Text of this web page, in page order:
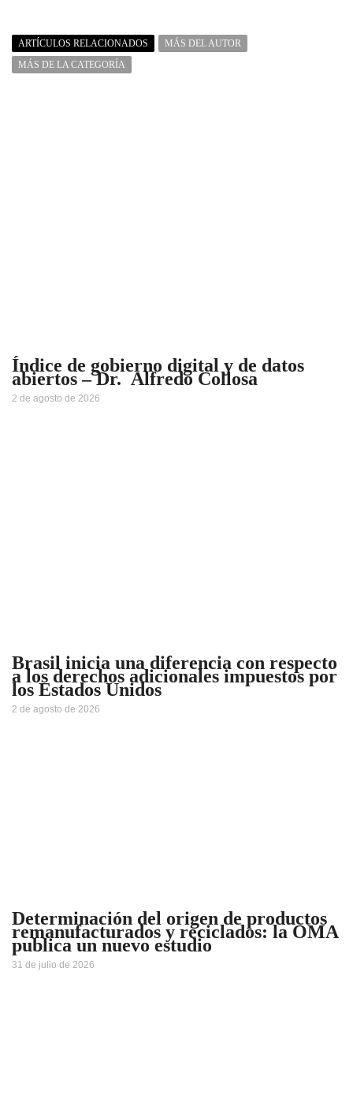
ARTÍCULOS RELACIONADOS
MÁS DEL AUTOR
MÁS DE LA CATEGORÍA
Índice de gobierno digital y de datos
abiertos – Dr. Alfredo Collosa
2 de agosto de 2026
Brasil inicia una diferencia con respecto
a los derechos adicionales impuestos por
los Estados Unidos
2 de agosto de 2026
Determinación del origen de productos
remanufacturados y reciclados: la OMA
publica un nuevo estudio
31 de julio de 2026